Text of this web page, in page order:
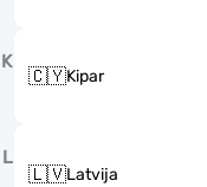
K
🇨🇾Kipar
L
🇱🇻Latvija